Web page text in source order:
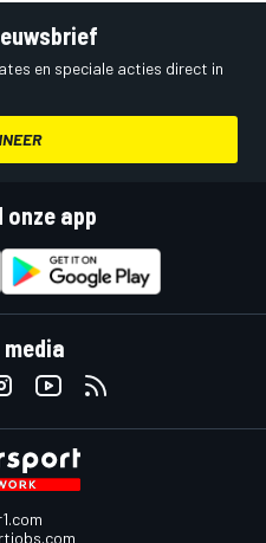
en speciale acties direct in
onze app